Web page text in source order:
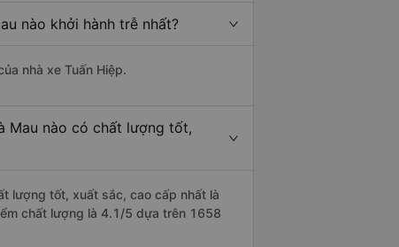
nào khởi hành trễ nhất?
nhà xe Tuấn Hiệp.
Mau nào có chất lượng tốt,
lượng tốt, xuất sắc, cao cấp nhất là
chất lượng là 4.1/5 dựa trên 1658